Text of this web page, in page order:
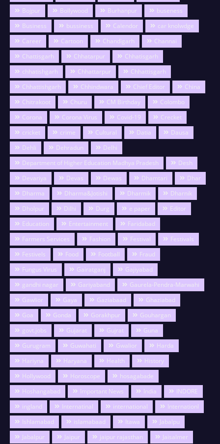
Bojpur
Bollywood Burhanpur
buseness
Business
bussiness Calendor
car knolwdge
Career
Cartoon Chandigarh
Channai
Chattisgarh
Chhatarpur
Chhatisgarh
chhatishgarh
Chhattarpur
Chhattisgarh
Chhattishgarh
Chhindwara Chief Editor
China
Chitrakoot
Churu CM Birthday
Colombo
Corona
Corona Virus Covid-19
Crecket
cricket
crime Cultural Datia
Dausa
Dehli
Dehradun
Delhi
Department of Higher Education Madhya Pradesh
Desh
Devariya
Devas Dewas Dhamtari
Dhar
Dharma
Dharma&Jotishi Dharmik
Dharnik
Dholpur
Dilhi Durg e paper
Editor
Education
Entertainment
Faridabad
Farmers Services
Fashion Festival
Festivals
Festivels
Food Football
Fraud
Fungus Virus
Gairatganj
Gajiyabad
gandhi nagar
Gariyaband
Gaurela-Pendra-Marwahi
Gawlior
Gaya Gaziabaad
Ghaziabad
Goa
Gonda Gorakhpur
Gouhargan
govt.jobs
Gujarat Gujrat
Guna
Gurugram
Guwahati Gwalior
Harda
Hariyna
Haryana Health
History
Hollywood
Horoscope
hosagabade
Hoshangabad
Important News India
INDORE
ingland
Internatinal international
Internationl
Ishlamabad
islamabaad Itawa
Jabalpu
Jabalpur
Jaipur jaipur rajasthan
Jaisalmer